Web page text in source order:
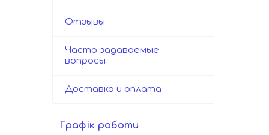
Отзывы
Часто задаваемые
вопросы
Доставка и оплата
Графік роботи